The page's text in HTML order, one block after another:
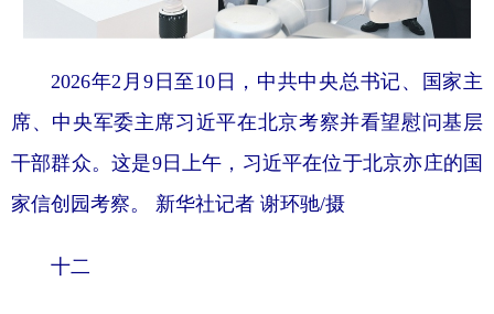
2026年2月9日至10日，中共中央总书记、国家主
席、中央军委主席习近平在北京考察并看望慰问基层
干部群众。这是9日上午，习近平在位于北京亦庄的国
家信创园考察。 新华社记者 谢环驰/摄
十二